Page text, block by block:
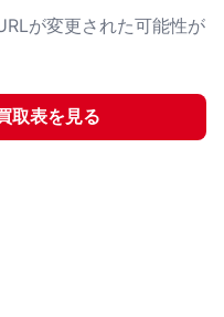
が変更された可能性が
取表を見る